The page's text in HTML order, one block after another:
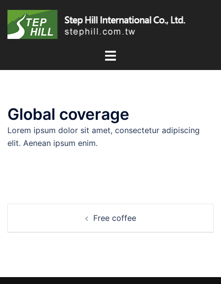
容
Global coverage
Lorem ipsum dolor sit amet, consectetur adipiscing
elit. Aenean ipsum enim.
導
Free coffee